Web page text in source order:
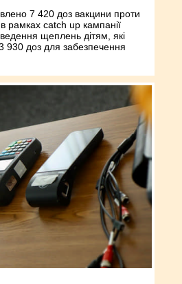
7 420 доз вакцини проти
рамках catch up кампанії
щеплень дітям, які
930 доз для забезпечення